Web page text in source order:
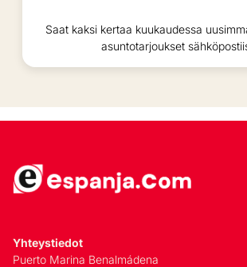
Saat kaksi kertaa kuukaudessa
asuntotarjoukset
Yhteystiedot
Puerto Marina Benalmádena